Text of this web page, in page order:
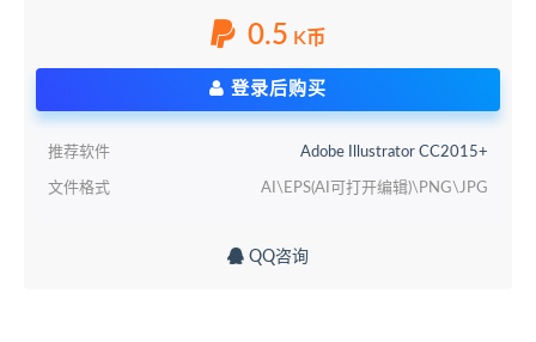
0.5 K币
登录后购买
推荐软件 Adobe Illustrator CC2015+
文件格式 AI\EPS(AI可打开编辑)\PNG\JPG
QQ咨询